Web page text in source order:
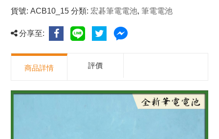
貨號:ACB10_15 分類: 宏碁筆電電池,筆電電池
分享至:
商品詳情 評價